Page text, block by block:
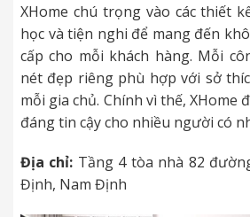
XHome chú trọng vào các thiết
học và tiện nghi để mang đến
cấp cho mỗi khách hàng. Mỗi
nét đẹp riêng phù hợp với sở
mỗi gia chủ. Chính vì thế, XHome
đáng tin cậy cho nhiều người có
Địa chỉ: Tầng 4 tòa nhà 82
Định, Nam Định